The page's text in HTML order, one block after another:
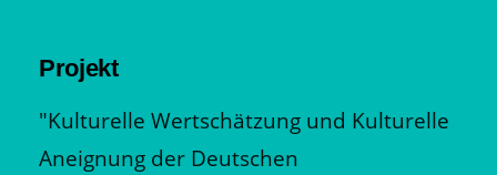
Projekt
"Kulturelle Wertschätzung und Kulturelle
Aneignung der Deutschen